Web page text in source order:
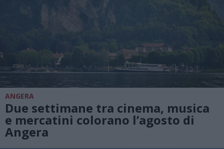
ANGERA
Due settimane tra cinema, musica
e mercatini colorano l’agosto di
Angera